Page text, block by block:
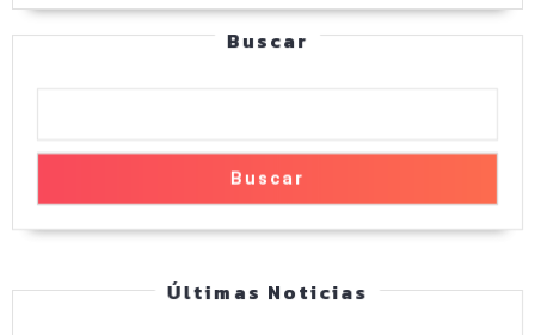
con
8.000
cámara
Leica
de
200
MP
Buscar
Buscar
Últimas Noticias